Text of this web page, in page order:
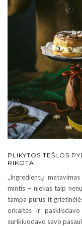
PLIKYTOS TEŠLOS
RIKOTA
„Ingredientų
mintis – niekas taip
tampa purus it
orkaitės ir
surikiuodavo savo